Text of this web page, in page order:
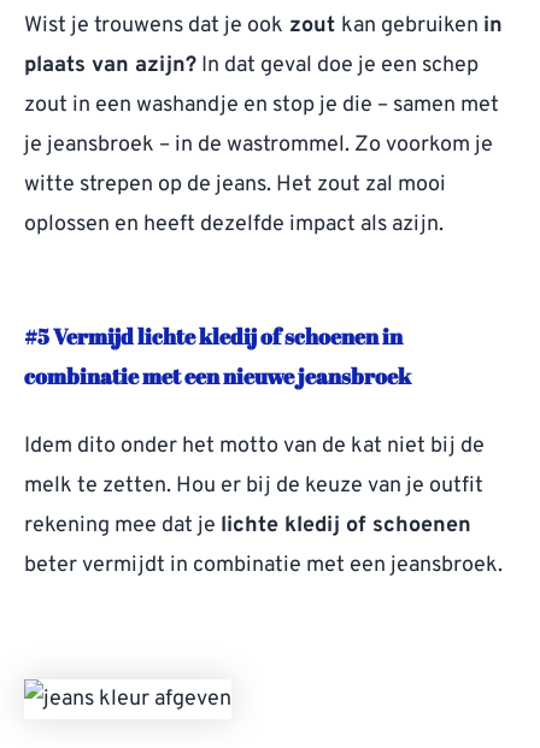
Wist je trouwens dat je ook zout kan gebruiken in
plaats van azijn? In dat geval doe je een schep
zout in een washandje en stop je die – samen met
je jeansbroek – in de wastrommel. Zo voorkom je
witte strepen op de jeans. Het zout zal mooi
oplossen en heeft dezelfde impact als azijn.
#5 Vermijd lichte kledij of schoenen in
combinatie met een nieuwe jeansbroek
Idem dito onder het motto van de kat niet bij de
melk te zetten. Hou er bij de keuze van je outfit
rekening mee dat je lichte kledij of schoenen
beter vermijdt in combinatie met een jeansbroek.